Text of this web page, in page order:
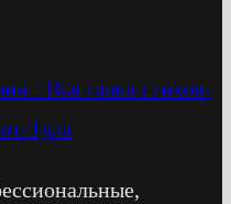
- Выставка стихов-
Тула